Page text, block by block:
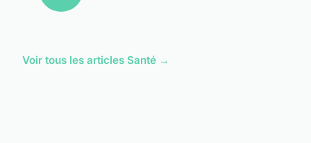
Voir tous les articles Santé →